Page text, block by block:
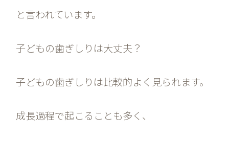
と言われています。
子どもの歯ぎしりは大丈夫？
子どもの歯ぎしりは比較的よく見られます。
成長過程で起こることも多く、